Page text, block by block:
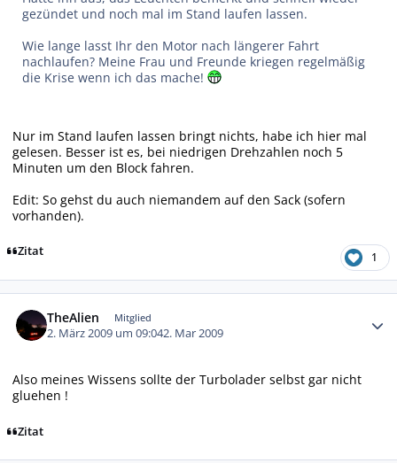
gezündet und noch mal im Stand laufen lassen.
Wie lange lasst Ihr den Motor nach längerer Fahrt
nachlaufen? Meine Frau und Freunde kriegen regelmäßig
die Krise wenn ich das mache!
Nur im Stand laufen lassen bringt nichts, habe ich hier mal
gelesen. Besser ist es, bei niedrigen Drehzahlen noch 5
Minuten um den Block fahren.
Edit: So gehst du auch niemandem auf den Sack (sofern
vorhanden).
Zitat 1
TheAlien Mitglied
2. März 2009 um 09:042. Mar 2009
Also meines Wissens sollte der Turbolader selbst gar nicht
gluehen !
Zitat